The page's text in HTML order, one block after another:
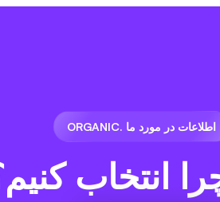
اطلاعات در مورد ما .ORGANIC
انتخاب